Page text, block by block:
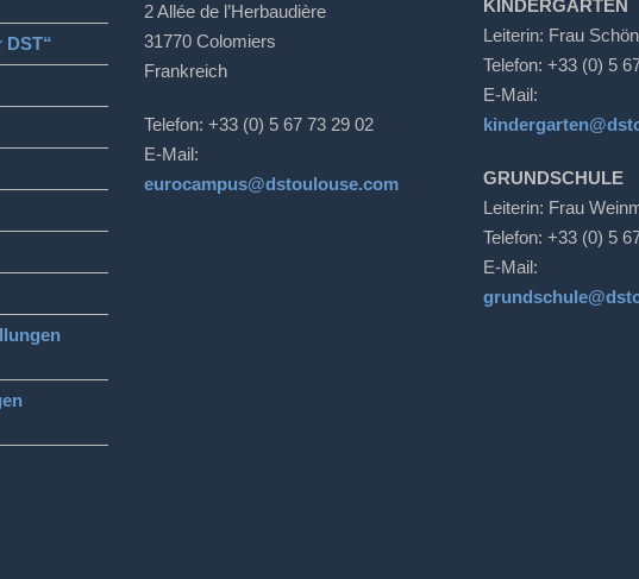
DST“
2 Allée de l’Herbaudière
31770 Colomiers
Frankreich
Telefon: +33 (0) 5 67 73 29 02
E-Mail:
eurocampus@dstoulouse.com
KINDERGARTEN
Leiterin: Frau
Telefon: +33 (0) 5
E-Mail:
GRUNDSCHULE
Leiterin: Frau
Telefon: +33 (0) 5
E-Mail: